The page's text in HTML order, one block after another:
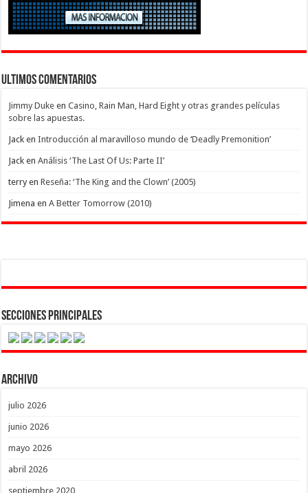
Ultimos Comentarios
Jimmy Duke enCasino, Rain Man, Hard Eight y otras grandes películas
sobre las apuestas.
Jack enIntroducción al maravilloso mundo de ‘Deadly Premonition’
Jack enAnálisis ‘The Last Of Us: Parte II’
terryenReseña: ‘The King and the Clown’ (2005)
Jimena enA Better Tomorrow (2010)
Secciones Principales
Archivo
julio 2026
junio 2026
mayo 2026
abril 2026
septiembre 2020